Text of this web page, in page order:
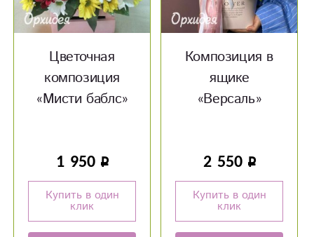
Цветочная
композиция
«Мисти баблс»
1 950
Купить в один
клик
Композиция в
ящике
«Версаль»
2 550
Купить в один
клик